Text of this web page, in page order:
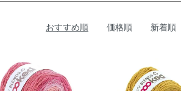
おすすめ順 価格順 新着順